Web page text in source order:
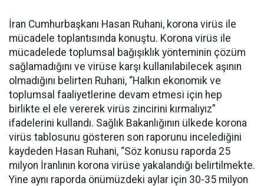
İran Cumhurbaşkanı Hasan Ruhani, korona virüs ile
mücadele toplantısında konuştu. Korona virüs ile
mücadelede toplumsal bağışıklık yönteminin çözüm
sağlamadığını ve virüse karşı kullanılabilecek aşının
olmadığını belirten Ruhani, “Halkın ekonomik ve
toplumsal faaliyetlerine devam etmesi için hep
birlikte el ele vererek virüs zincirini kırmalıyız”
ifadelerini kullandı. Sağlık Bakanlığının ülkede korona
virüs tablosunu gösteren son raporunu incelediğini
kaydeden Hasan Ruhani, “Söz konusu raporda 25
milyon İranlının korona virüse yakalandığı belirtilmekte.
Yine aynı raporda önümüzdeki aylar için 30-35 milyon